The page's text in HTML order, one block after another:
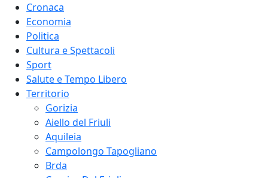
Cronaca
Economia
Politica
Cultura e Spettacoli
Sport
Salute e Tempo Libero
Territorio
Gorizia
Aiello del Friuli
Aquileia
Campolongo Tapogliano
Brda